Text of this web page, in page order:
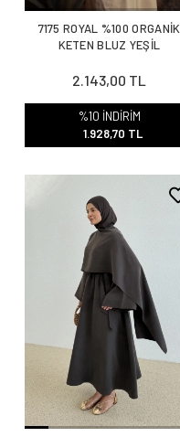
7175 ROYAL %100 ORGANİK
KETEN BLUZ YEŞİL
2.143,00 TL
%10 İNDİRİM
1.928,70 TL